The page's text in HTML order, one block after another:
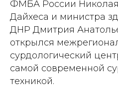
ФМБА России
Дайхеса и министра
ДНР Дмитрия
открылся
сурдологический
самой современной
техникой.